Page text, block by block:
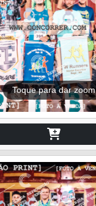
Toque para dar zoom